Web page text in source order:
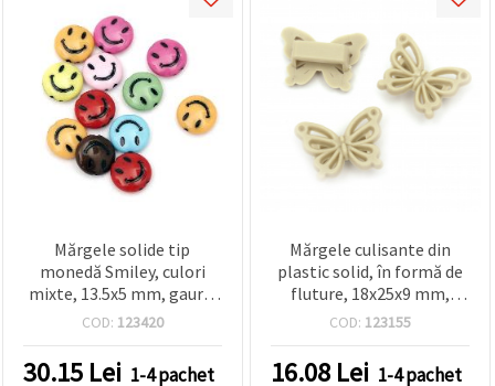
Mărgele solide tip
monedă Smiley, culori
mixte, 13.5x5 mm, gaură:
1 mm – 50 grame (~85
COD: 123420
30.15 Lei 1-4 pachet
Mărgele culisante din
plastic solid, în formă de
fluture, 18x25x9 mm,
orificiu 13,5 mm, culoare
COD: 123155
16.08 Lei 1-4 pachet